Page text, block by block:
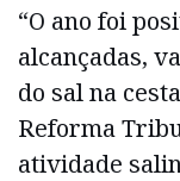
“O ano foi
alcançadas,
do sal na
Reforma
atividade